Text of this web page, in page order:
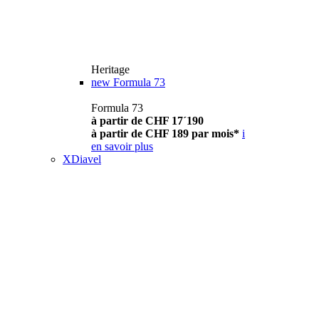
Heritage
new Formula 73
Formula 73
à partir de CHF 17´190
à partir de CHF 189 par mois* i
en savoir plus
XDiavel